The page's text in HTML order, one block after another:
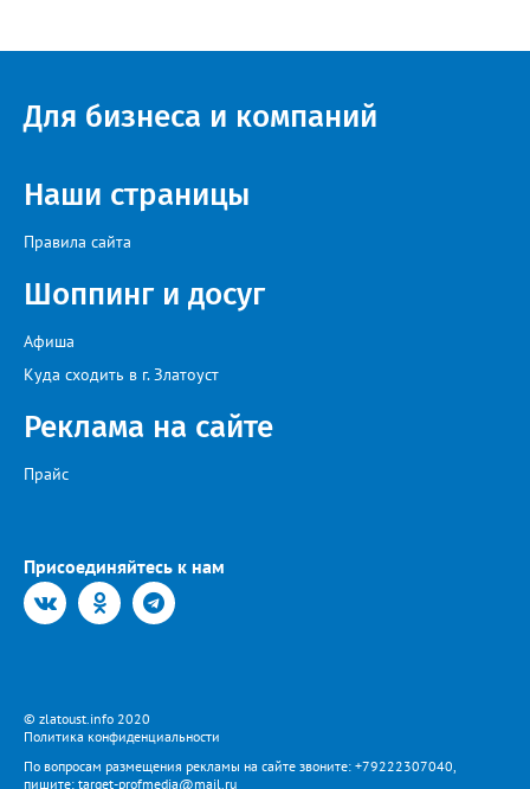
— сообщила начальник Главного управления ГЖИ Ирина
оперативно делиться информацией со всеми
заинтересованными – от поставщика тепла до конечных
Для бизнеса и компаний
Наши страницы
Правила сайта
Шоппинг и досуг
Афиша
Куда сходить в г. Златоуст
Реклама на сайте
Прайс
Присоединяйтесь к нам
© zlatoust.info 2020
Политика конфиденциальности
По вопросам размещения рекламы на сайте звоните: +79222307040,
пишите: target-profmedia@mail.ru